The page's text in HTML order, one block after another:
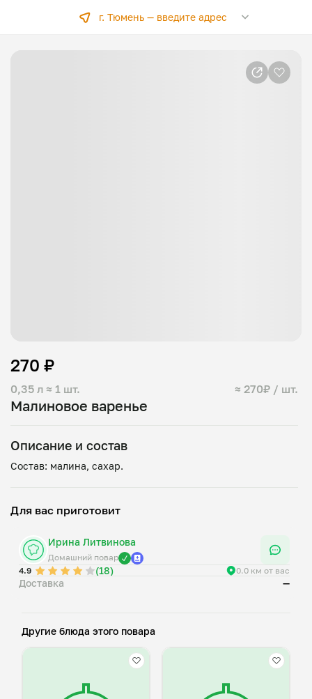
г. Тюмень — введите адрес
Малиновое варенье
0,35 л ≈ 1 шт. ≈ 270₽ / шт.
270 ₽
Описание и состав
Для вас приготовит
Ирина Литвинова
Домашний повар
4.9
(18) 0.0 км от вас
Доставка —
Другие блюда этого повара